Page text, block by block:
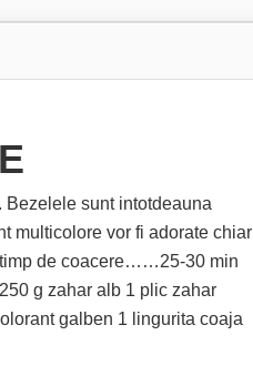
Bezelele sunt intotdeauna
multicolore vor fi adorate chiar
de coacere……25-30 min
g zahar alb 1 plic zahar
galben 1 lingurita coaja